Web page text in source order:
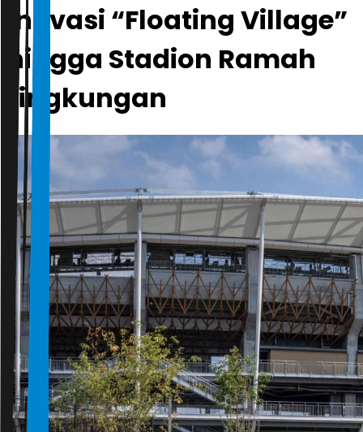
Inovasi “Floating Village”
hingga Stadion Ramah
Lingkungan